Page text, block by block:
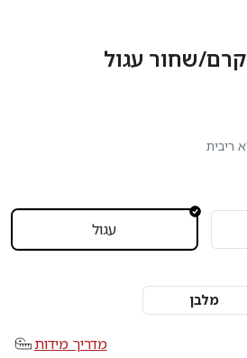
שטיח מרקש 23 קרם/שחור עגול
עגול
מלבן
מדריך מידות